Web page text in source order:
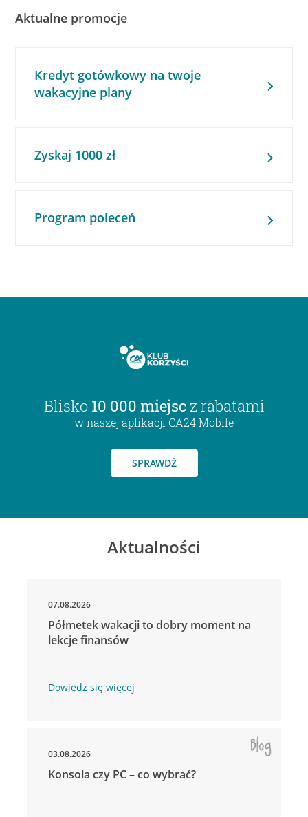
Aktualne promocje
Kredyt gotówkowy na twoje
wakacyjne plany
Zyskaj 1000 zł
Program poleceń
Blisko 10 000 miejsc z rabatami
w naszej aplikacji CA24 Mobile
SPRAWDŹ
Aktualności
07.08.2026
Półmetek wakacji to dobry moment na
lekcje finansów
Dowiedz się więcej
03.08.2026
Konsola czy PC – co wybrać?